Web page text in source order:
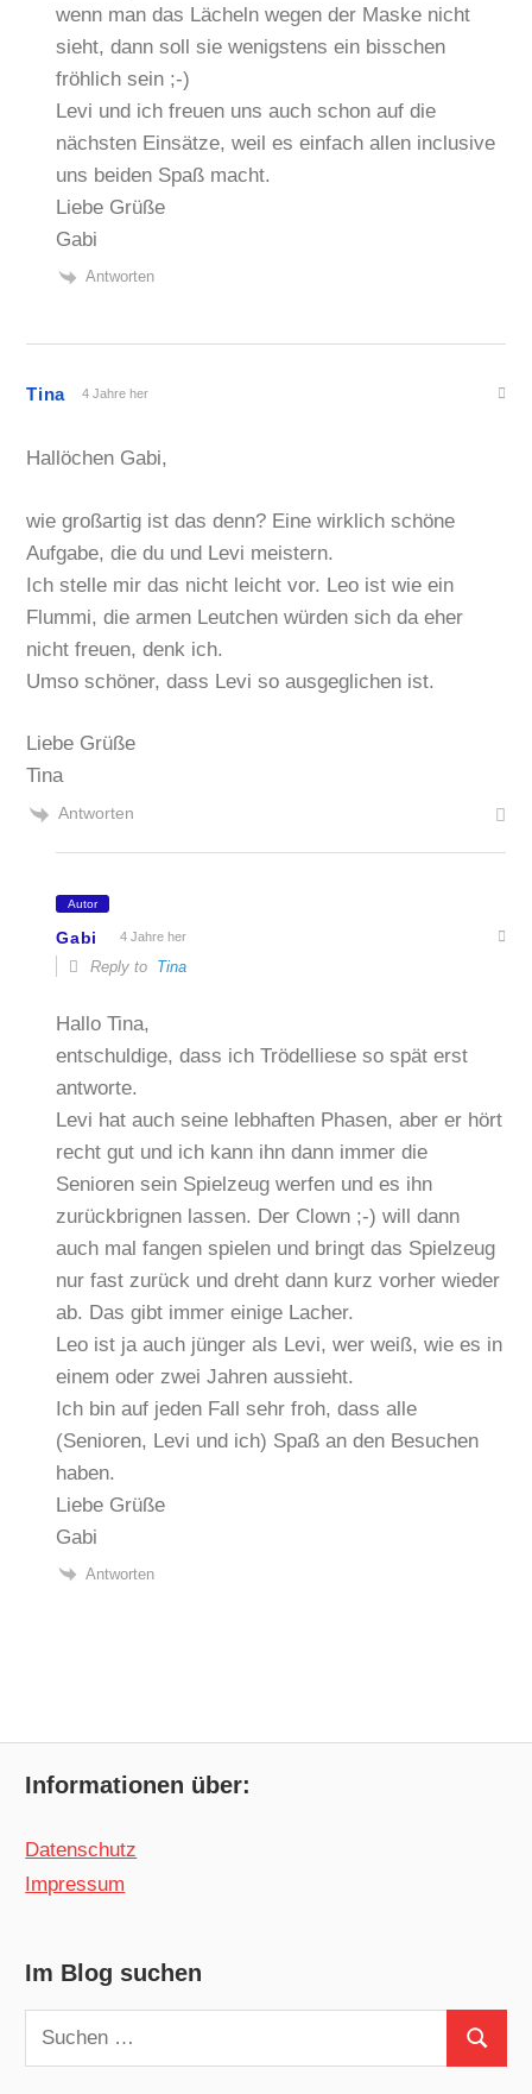
wenn man das Lächeln wegen der Maske nicht
sieht, dann soll sie wenigstens ein bisschen
fröhlich sein ;-)
Levi und ich freuen uns auch schon auf die
nächsten Einsätze, weil es einfach allen inclusive
uns beiden Spaß macht.
Liebe Grüße
Gabi
Antworten
Tina 4 Jahre her
Hallöchen Gabi,
wie großartig ist das denn? Eine wirklich schöne
Aufgabe, die du und Levi meistern.
Ich stelle mir das nicht leicht vor. Leo ist wie ein
Flummi, die armen Leutchen würden sich da eher
nicht freuen, denk ich.
Umso schöner, dass Levi so ausgeglichen ist.
Liebe Grüße
Tina
Antworten
Autor
Gabi 4 Jahre her
Reply to Tina
Hallo Tina,
entschuldige, dass ich Trödelliese so spät erst
antworte.
Levi hat auch seine lebhaften Phasen, aber er hört
recht gut und ich kann ihn dann immer die
Senioren sein Spielzeug werfen und es ihn
zurückbrignen lassen. Der Clown ;-) will dann
auch mal fangen spielen und bringt das Spielzeug
nur fast zurück und dreht dann kurz vorher wieder
ab. Das gibt immer einige Lacher.
Leo ist ja auch jünger als Levi, wer weiß, wie es in
einem oder zwei Jahren aussieht.
Ich bin auf jeden Fall sehr froh, dass alle
(Senioren, Levi und ich) Spaß an den Besuchen
haben.
Liebe Grüße
Gabi
Antworten
Informationen über:
Datenschutz
Impressum
Im Blog suchen
Suchen
nach:
Suchen